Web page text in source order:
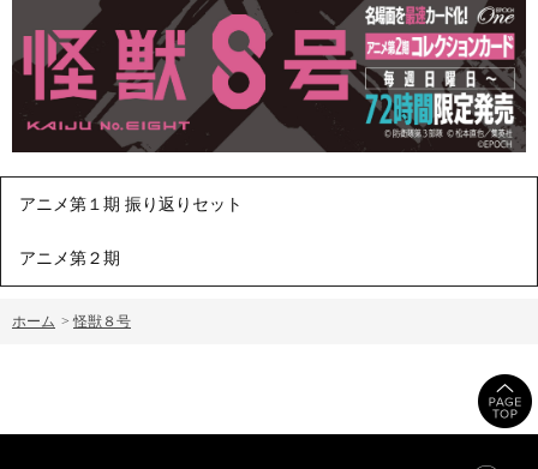
アニメ第１期 振り返りセット
アニメ第２期
ホーム >怪獣８号